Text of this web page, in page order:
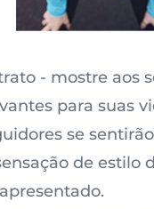
- mostre aos
para suas
se sentirão
de estilo